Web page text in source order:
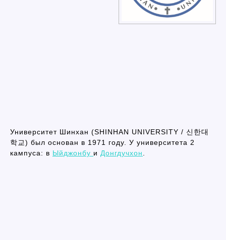
Университет Шинхан (SHINHAN UNIVERSITY / 신한대
학교) был основан в 1971 году. У университета 2
кампуса: в Ыйджонбу и Донгдучхон.